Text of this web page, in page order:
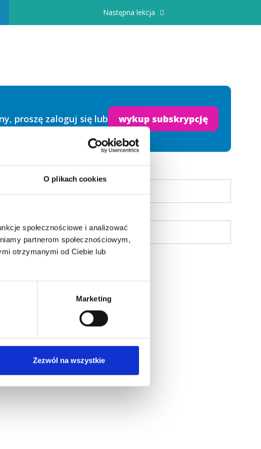
O plikach cookies
społecznościowe i analizować
partnerom społecznościowym,
otrzymanymi od Ciebie lub
Marketing
Zezwól na wszystkie
Następna lekcja
proszę zaloguj się lub wykup subskrypcję